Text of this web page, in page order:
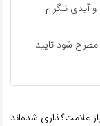
آیدی تلگرام
شود تایید
علامت‌گذاری شده‌اند